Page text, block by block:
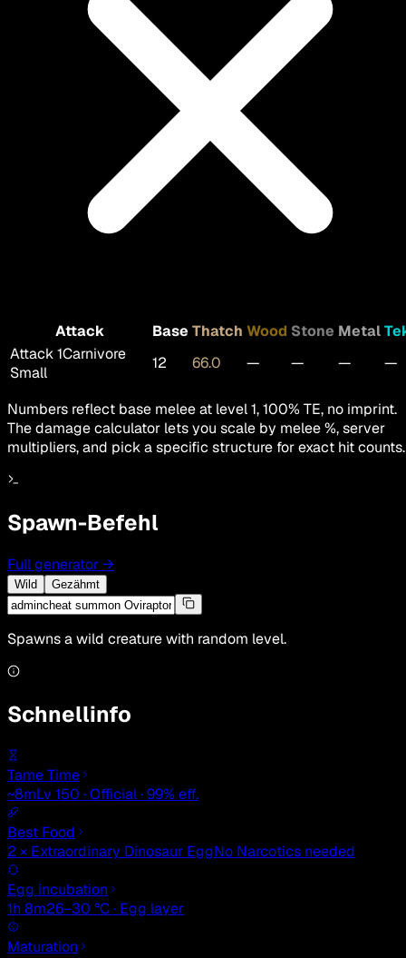
Attack Base Thatch Wood Stone Metal
Attack 1Carnivore
Small
12 66.0 — — — —
Numbers reflect base melee at level 1, 100% TE, no imprint.
The damage calculator lets you scale by melee %, server
multipliers, and pick a specific structure for exact hit counts.
Spawn-Befehl
Full generator→
Wild Gezähmt
Spawns a wild creature with random level.
Schnellinfo
Tame Time
~8mLv 150 · Official · 99% eff.
Best Food
2 × Extraordinary Dinosaur EggNo Narcotics needed
Egg incubation
1h 8m26–30 °C · Egg layer
Maturation